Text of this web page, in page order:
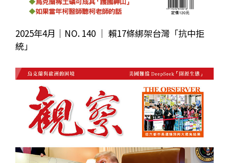
2025年4月｜NO. 140 │ 賴17條綁架台灣「抗中拒
統」